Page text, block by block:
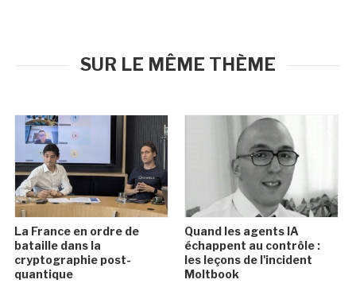
SUR LE MÊME THÈME
La France en ordre de
bataille dans la
cryptographie post-
quantique
Quand les agents IA
échappent au contrôle :
les leçons de l'incident
Moltbook